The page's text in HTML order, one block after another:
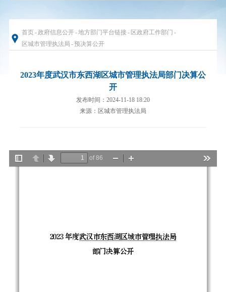
首页-政府信息公开-地方部门平台链接- 区政府工作部门 -
区城市管理执法局 -预决算公开
2023年度武汉市东西湖区城市管理执法局部门决算公
开
发布时间：2024-11-18 18:20
来源：区城市管理执法局